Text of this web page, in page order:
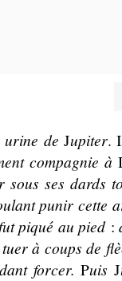
urine de Ju­pi­ter. I
com­pa­gnie à
ses dards
pu­nir cette
pi­qué au pied :
à coups de
for­cer. Puis J